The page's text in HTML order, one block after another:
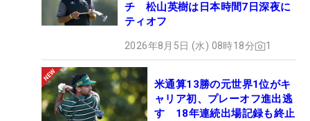
チ 松山英樹は日本時間7日深夜に
ティオフ
2026年8月5日 (水) 08時18分 1
米通算13勝の元世界1位がキ
ャリア初、プレーオフ進出逃
す 18年連続出場記録も終止